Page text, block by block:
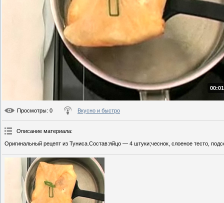
Просмотры: 0 Вкусно и быстро
Описание материала:
Оригинальный рецепт из Туниса.Состав:яйцо — 4 штуки;чеснок, слоеное тесто,